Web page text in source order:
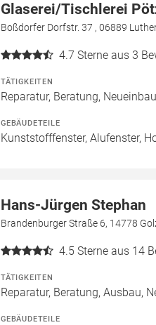
Glaserei/Tischlerei
Boßdorfer Dorfstr. 37 , 06889
4.7 Sterne aus 3
TÄTIGKEITEN
Reparatur, Beratung,
GEBÄUDETEILE
Kunststofffenster, Alufenster,
Hans-Jürgen Stephan
Brandenburger Straße 6, 14778
4.5 Sterne aus 14
TÄTIGKEITEN
Reparatur, Beratung, Ausbau,
GEBÄUDETEILE